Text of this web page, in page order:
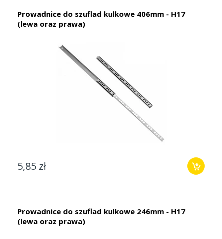
Prowadnice do szuflad kulkowe 406mm - H17
(lewa oraz prawa)
5,85 zł
Prowadnice do szuflad kulkowe 246mm - H17
(lewa oraz prawa)